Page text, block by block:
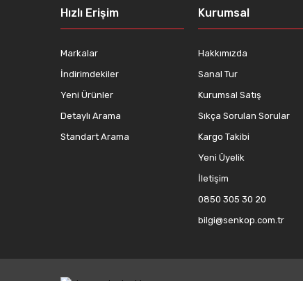
Hızlı Erişim
Markalar
İndirimdekiler
Yeni Ürünler
Detaylı Arama
Standart Arama
Kurumsal
Hakkımızda
Sanal Tur
Kurumsal Satış
Sıkça Sorulan Sorular
Kargo Takibi
Yeni Üyelik
İletişim
0850 305 30 20
bilgi@senkop.com.tr